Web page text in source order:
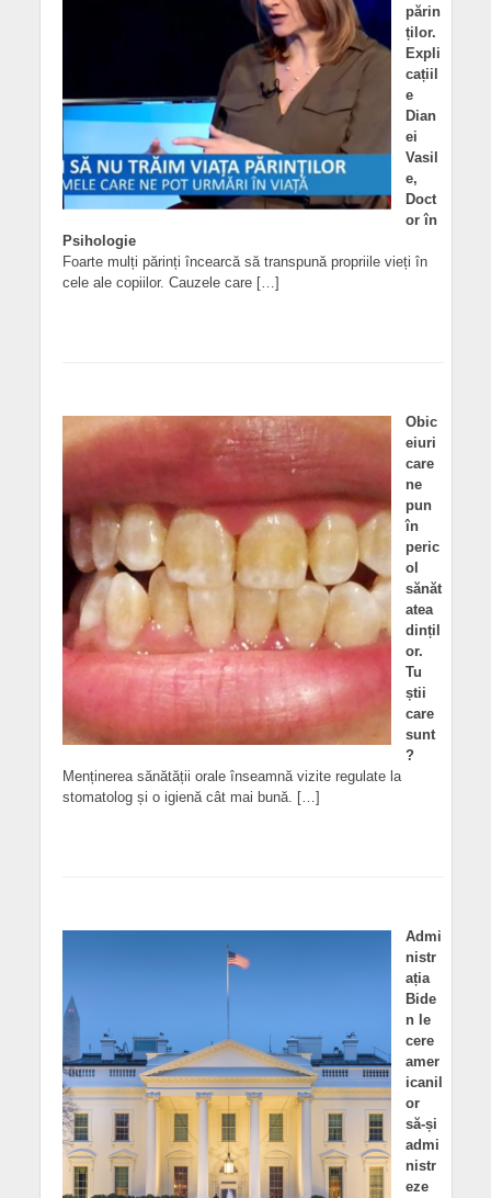
părin
ților.
Expli
cațiil
e
Dian
ei
Vasil
e,
Doct
or în
Psihologie
Foarte mulți părinți încearcă să transpună propriile vieți în
cele ale copiilor. Cauzele care […]
Obic
eiuri
care
ne
pun
în
peric
ol
sănăt
atea
dințil
or.
Tu
știi
care
sunt
?
Menținerea sănătății orale înseamnă vizite regulate la
stomatolog și o igienă cât mai bună. […]
Admi
nistr
ația
Bide
n le
cere
amer
icanil
or
să-și
admi
nistr
eze